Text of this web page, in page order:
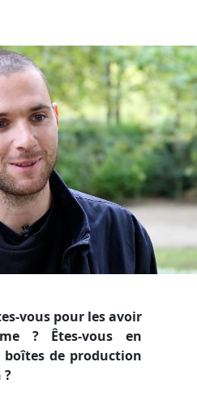
vous pour les avoir
? Êtes-vous en
boîtes de production
?